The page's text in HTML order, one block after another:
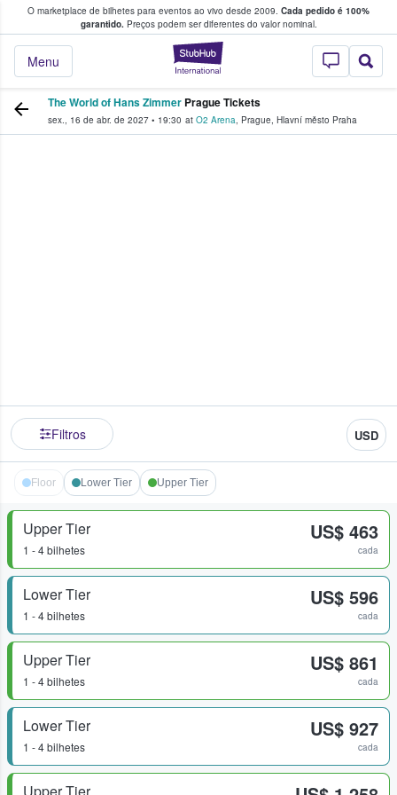
O marketplace de bilhetes para eventos ao vivo desde 2009. Cada pedido é 100%
garantido.Preços podem ser diferentes do valor nominal.
StubHub – onde
Menu
fãs compram e vendem bilhetes
The World of Hans Zimmer Prague Tickets
sex., 16 de abr. de 2027 • 19:30 at O2 Arena, Prague, Hlavní město Praha
Filtros USD
Floor Lower Tier Upper Tier
Upper Tier
1 - 4 bilhetes
US$ 463
cada
Lower Tier
1 - 4 bilhetes
US$ 596
cada
Upper Tier
1 - 4 bilhetes
US$ 861
cada
Lower Tier
1 - 4 bilhetes
US$ 927
cada